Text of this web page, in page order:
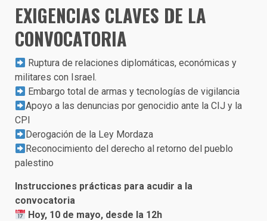
EXIGENCIAS CLAVES DE LA
CONVOCATORIA
Ruptura de relaciones diplomáticas, económicas y
militares con Israel.
Embargo total de armas y tecnologías de vigilancia
Apoyo a las denuncias por genocidio ante la CIJ y la
CPI
Derogación de la Ley Mordaza
Reconocimiento del derecho al retorno del pueblo
palestino
Instrucciones prácticas para acudir a la
convocatoria
Hoy, 10 de mayo, desde la 12h